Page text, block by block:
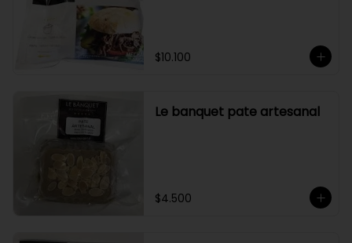
$10.100
Le banquet pate artesanal
$4.500